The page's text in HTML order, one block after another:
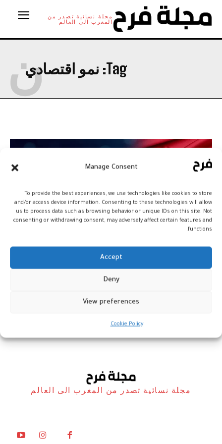
Manage Consent
To provide the best experiences, we use technologies like cookies to store
and/or access device information. Consenting to these technologies will allow
us to process data such as browsing behavior or unique IDs on this site. Not
consenting or withdrawing consent, may adversely affect certain features and
functions.
Accept
Deny
View preferences
Cookie Policy
مجلة نسائية تصدر من
المغرب الى العالم
Tag: نمو اقتصادي
ن
تقرير دولي يؤكد صلابة الاقتصاد
مجلة نسائية تصدر من المغرب الى العالم